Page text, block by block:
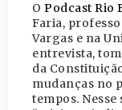
O Podcast Rio
Faria,
Vargas e na
entrevista,
da
mudanças no
tempos.